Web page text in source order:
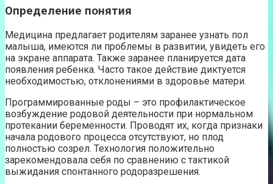
Определение понятия
Медицина предлагает родителям заранее узнать пол
малыша, имеются ли проблемы в развитии, увидеть его
на экране аппарата. Также заранее планируется дата
появления ребенка. Часто такое действие диктуется
необходимостью, отклонениями в здоровье матери.
Программированные роды – это профилактическое
возбуждение родовой деятельности при нормальном
протекании беременности. Проводят их, когда признаки
начала родового процесса отсутствуют, но плод
полностью созрел. Технология положительно
зарекомендовала себя по сравнению с тактикой
выжидания спонтанного родоразрешения.